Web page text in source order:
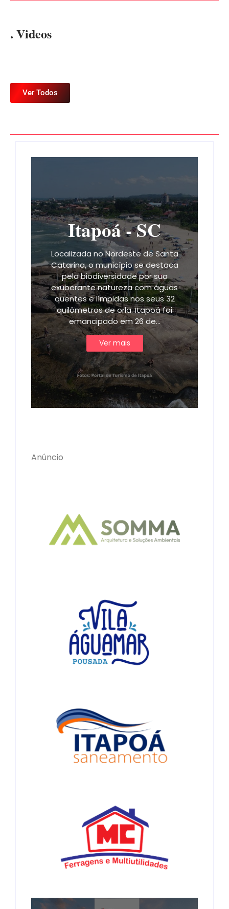
. Videos
Ver Todos
Itapoá - SC
Localizada no Nordeste de Santa
Catarina, o município se destaca
pela biodiversidade por sua
exuberante natureza com águas
quentes e límpidas nos seus 32
quilômetros de orla. Itapoá foi
emancipado em 26 de…
Ver mais
Anúncio